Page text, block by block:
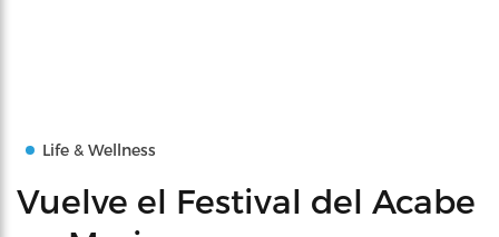
Life & Wellness
Vuelve el Festival del Acabe